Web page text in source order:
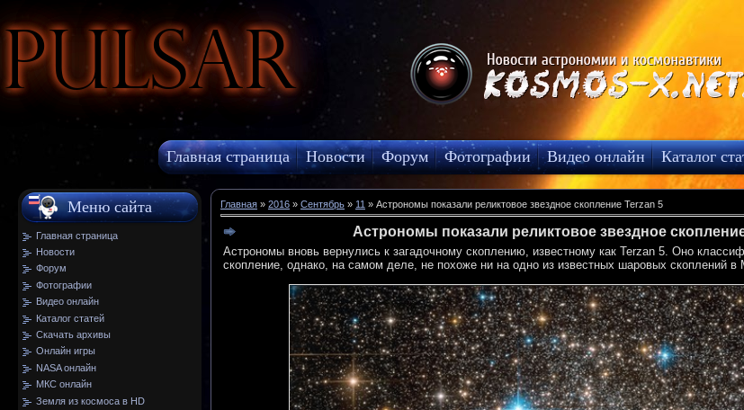
Pulsar
Главная страница Новости Форум Фотографии Видео онлайн Каталог
МКС онлайн
Меню сайта
Главная страница
Новости
Форум
Фотографии
Видео онлайн
Каталог статей
Скачать архивы
Онлайн игры
NASA онлайн
МКС онлайн
Земля из космоса в HD
Главная » 2016 » Сентябрь » 11 » Астрономы показали реликтовое звездное скопление Terzan 5
Астрономы показали реликтовое звездное
Астрономы вновь вернулись к загадочному скоплению, известному как Terzan 5. Оно
скопление, однако, на самом деле, не похоже ни на одно из известных шаровых скоплений в